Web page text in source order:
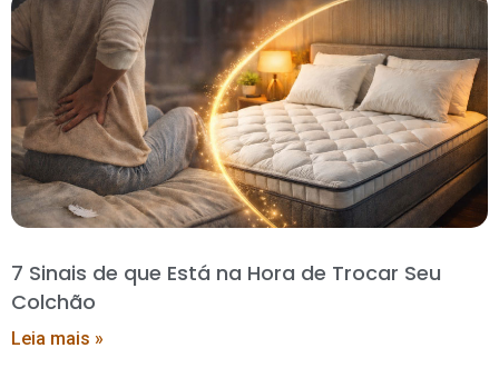
7 Sinais de que Está na Hora de Trocar Seu
Colchão
Leia mais »